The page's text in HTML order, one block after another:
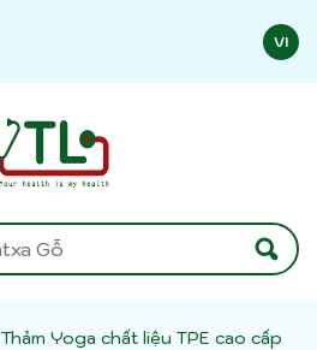
VI
Thảm Yoga chất liệu TPE cao cấp